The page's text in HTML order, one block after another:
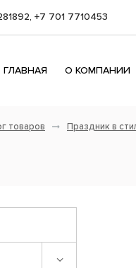
+7 701 7710453
ГЛАВНАЯ О КОМПАНИИ
товаров Праздник в